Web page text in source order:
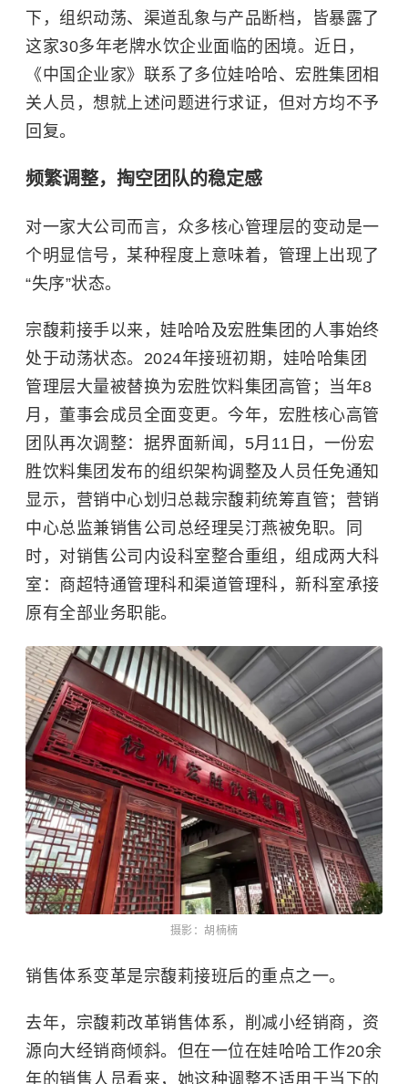
下，组织动荡、渠道乱象与产品断档，皆暴露了
这家30多年老牌水饮企业面临的困境。近日，
《中国企业家》联系了多位娃哈哈、宏胜集团相
关人员，想就上述问题进行求证，但对方均不予
回复。
频繁调整，掏空团队的稳定感
对一家大公司而言，众多核心管理层的变动是一
个明显信号，某种程度上意味着，管理上出现了
“失序”状态。
宗馥莉接手以来，娃哈哈及宏胜集团的人事始终
处于动荡状态。2024年接班初期，娃哈哈集团
管理层大量被替换为宏胜饮料集团高管；当年8
月，董事会成员全面变更。今年，宏胜核心高管
团队再次调整：据界面新闻，5月11日，一份宏
胜饮料集团发布的组织架构调整及人员任免通知
显示，营销中心划归总裁宗馥莉统筹直管；营销
中心总监兼销售公司总经理吴汀燕被免职。同
时，对销售公司内设科室整合重组，组成两大科
室：商超特通管理科和渠道管理科，新科室承接
原有全部业务职能。
摄影：胡楠楠
销售体系变革是宗馥莉接班后的重点之一。
去年，宗馥莉改革销售体系，削减小经销商，资
源向大经销商倾斜。但在一位在娃哈哈工作20余
年的销售人员看来，她这种调整不适用于当下的